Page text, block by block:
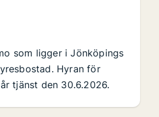
som ligger i Jönköpings
Hyran för
tjänst den 30.6.2026.